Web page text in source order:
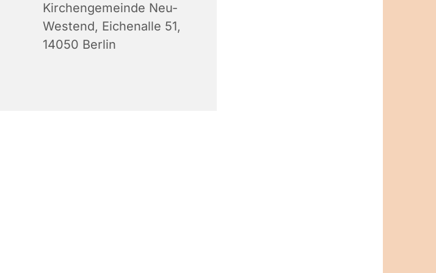
Kirchengemeinde Neu-
Westend, Eichenalle 51,
14050 Berlin